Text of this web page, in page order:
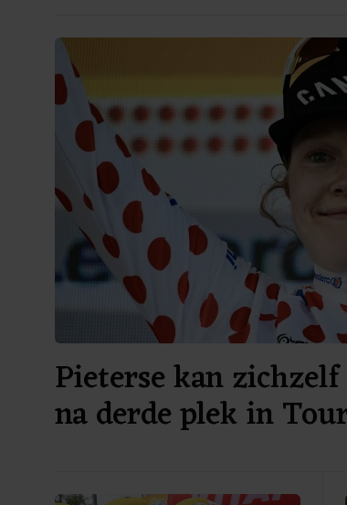
Pieterse kan
na derde plek in